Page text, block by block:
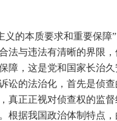
本质要求和重要保障”
法与违法有清晰的界限
障，这是党和国家长治久
讼的法治化，首先是侦
真正正视对侦查权的监
根据我国政治体制特点